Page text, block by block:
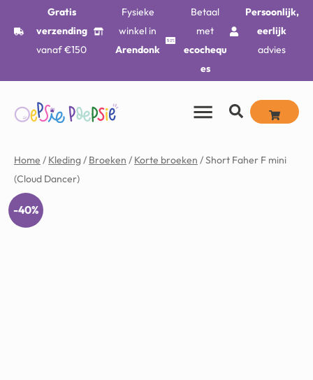
Gratis
verzending
vanaf €150
Fysieke
winkel in
Arendonk
Betaal
met
ecochequ
es
Persoonlijk,
eerlijk
advies
Home / Kleding/ Broeken / Korte broeken / Short Faher F mini
(Cloud Dancer)
-40%